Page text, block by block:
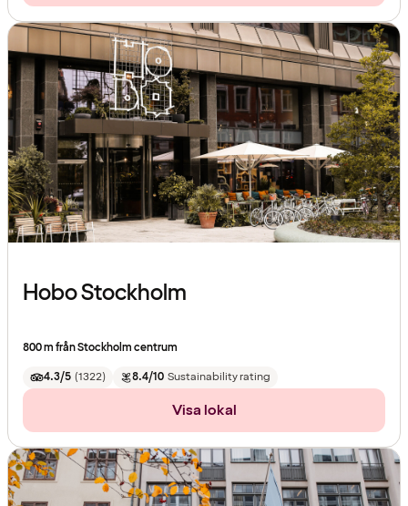
Hobo Stockholm
800 m från Stockholm centrum
4.3/5 (1322) 8.4/10 Sustainability rating
Visa lokal